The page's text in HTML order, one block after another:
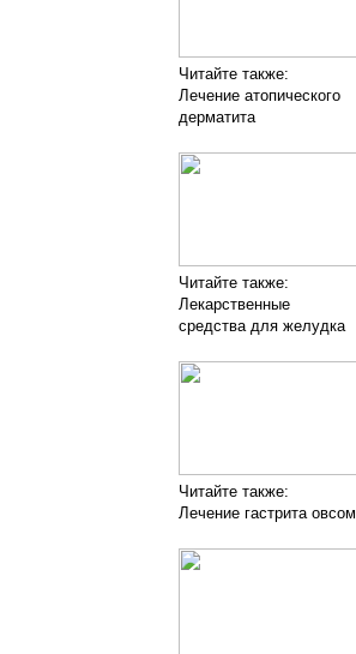
Читайте также:
Лечение атопического
дерматита
Читайте также:
Лекарственные
средства для желудка
Читайте также:
Лечение гастрита овсом